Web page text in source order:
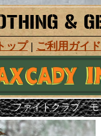
トップ| ご利用ガイド
ファイトクラブ モ